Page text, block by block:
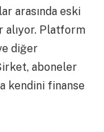
arasında eski
alıyor. Platform
diğer
aboneler
kendini finanse